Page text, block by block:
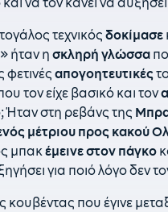
τεχνικόςδοκίμασε
ήταν η σκληρή γλώσσα
φετινέςαπογοητευτικές
τον είχε βασικό και τον
; Ήταν στη ρεβάνς της
μέτριου προς κακού
μπακέμεινε στον πάγκο
για ποιό λόγο δεν
κουβέντας που έγινε